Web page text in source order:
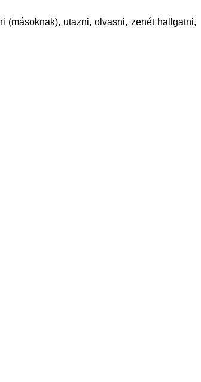
(másoknak), utazni, olvasni, zenét hallgatni,